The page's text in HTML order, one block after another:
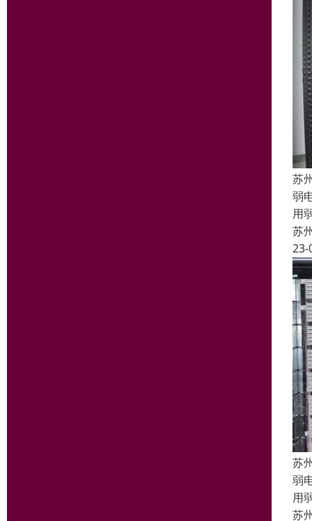
苏
弱
用
苏
23-
苏
弱
用
苏